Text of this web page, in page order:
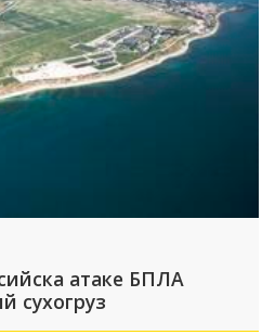
атаке БПЛА
сухогруз